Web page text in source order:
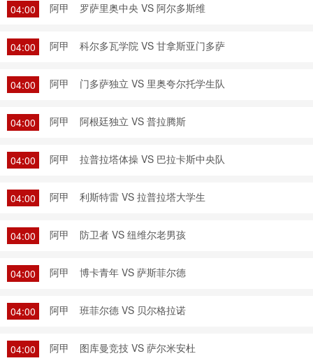
04:00 阿甲 罗萨里奥中央 VS 阿尔多斯维
04:00 阿甲 科尔多瓦学院 VS 甘拿斯亚门多萨
04:00 阿甲 门多萨独立 VS 里奥夸尔托学生队
04:00 阿甲 阿根廷独立 VS 普拉腾斯
04:00 阿甲 拉普拉塔体操 VS 巴拉卡斯中央队
04:00 阿甲 利斯特雷 VS 拉普拉塔大学生
04:00 阿甲 防卫者 VS 纽维尔老男孩
04:00 阿甲 博卡青年 VS 萨斯菲尔德
04:00 阿甲 班菲尔德 VS 贝尔格拉诺
04:00 阿甲 图库曼竞技 VS 萨尔米安杜